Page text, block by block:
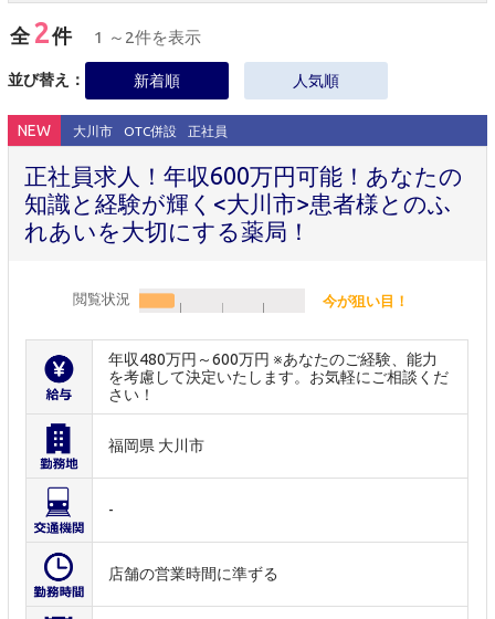
全2件 1 ～2件を表示
並び替え： 新着順 人気順
NEW 大川市 OTC併設 正社員
正社員求人！年収600万円可能！あなたの
知識と経験が輝く<大川市>患者様とのふ
れあいを大切にする薬局！
閲覧状況 今が狙い目！
年収480万円～600万円 ※あなたのご経験、能力
を考慮して決定いたします。お気軽にご相談くだ
さい！
福岡県 大川市
-
店舗の営業時間に準ずる